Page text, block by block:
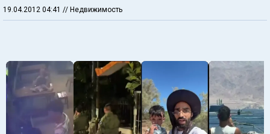
19.04.2012 04:41 // Недвижимость